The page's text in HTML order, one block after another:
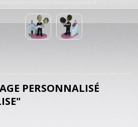
PERSONNALISÉ